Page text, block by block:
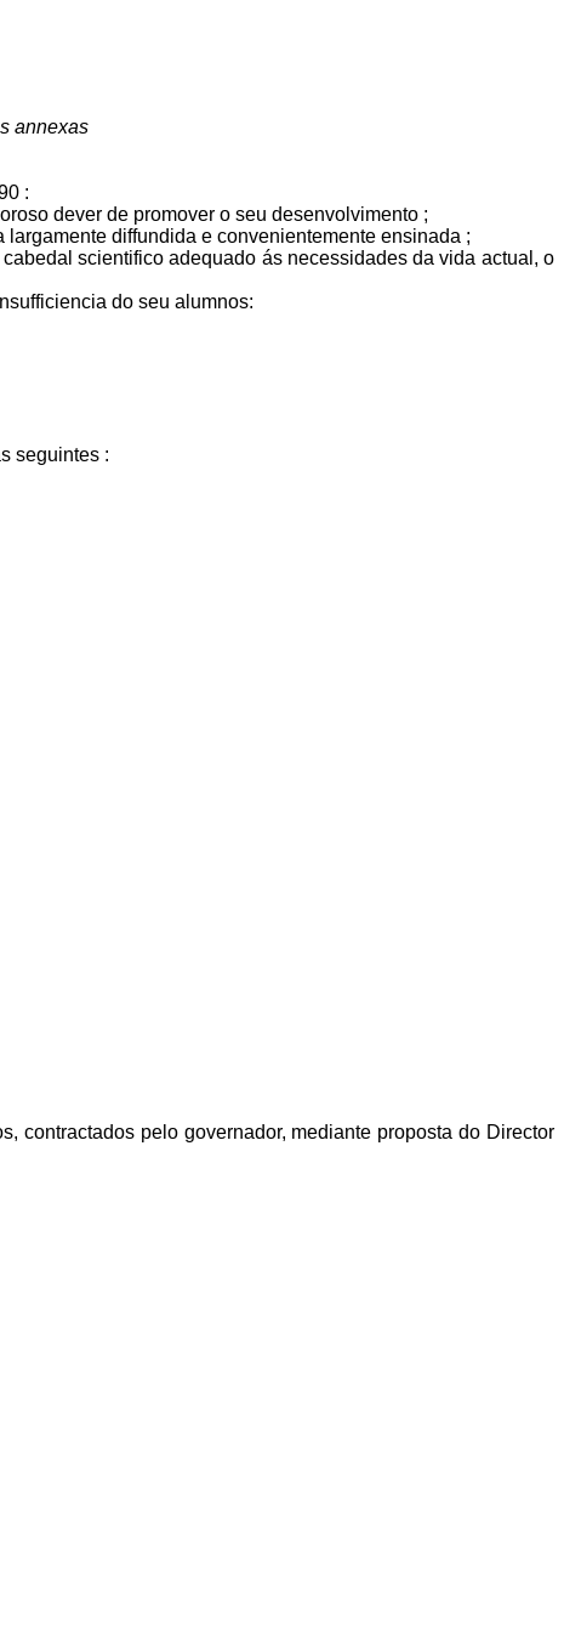
annexas
:
dever de promover o seu desenvolvimento ;
diffundida e convenientemente ensinada ;
scientifico adequado ás necessidades da vida actual, o
do seu alumnos:
seguintes :
contractados pelo go­vernador, mediante proposta do Director